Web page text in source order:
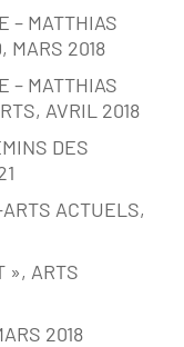
– MATTHIAS
MARS 2018
– MATTHIAS
AVRIL 2018
DES
ACTUELS,
», ARTS
2018